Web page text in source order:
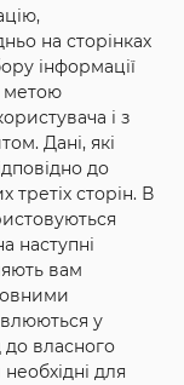
на сторінках
інформації
метою
і з
Дані, які
до
третіх сторін. В
наступні
вам
у
до власного
для